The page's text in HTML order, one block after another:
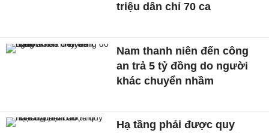
triệu dân chỉ 70 ca
Nam thanh niên đến công
an trả 5 tỷ đồng do người
khác chuyển nhầm
Hạ tầng phải được quy